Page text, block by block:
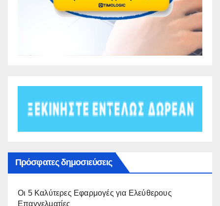
Πρόσφατες δημοσιεύσεις
Οι 5 Καλύτερες Εφαρμογές για Ελεύθερους
Επαγγελματίες